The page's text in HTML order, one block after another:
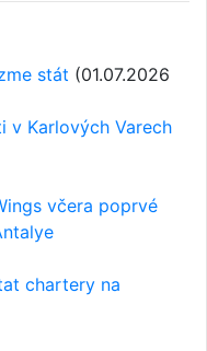
stát (01.07.2026
v Karlových Varech
včera poprvé
chartery na